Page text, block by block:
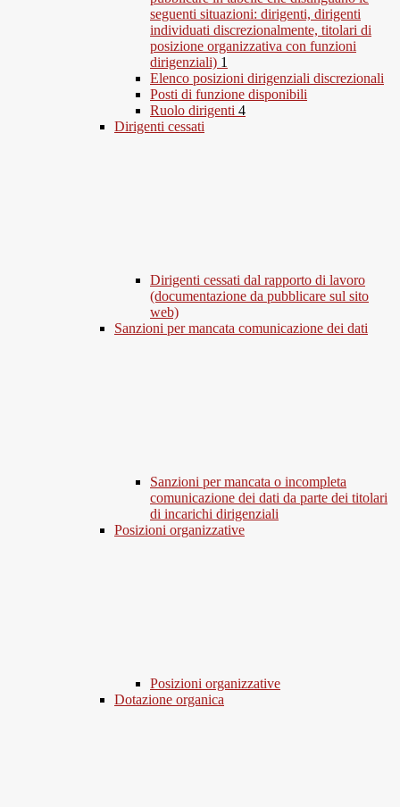
seguenti situazioni: dirigenti, dirigenti
individuati discrezionalmente, titolari di
posizione organizzativa con funzioni
dirigenziali) 1
Elenco posizioni dirigenziali discrezionali
Posti di funzione disponibili
Ruolo dirigenti 4
Dirigenti cessati
Dirigenti cessati dal rapporto di lavoro
(documentazione da pubblicare sul sito
web)
Sanzioni per mancata comunicazione dei dati
Sanzioni per mancata o incompleta
comunicazione dei dati da parte dei titolari
di incarichi dirigenziali
Posizioni organizzative
Posizioni organizzative
Dotazione organica